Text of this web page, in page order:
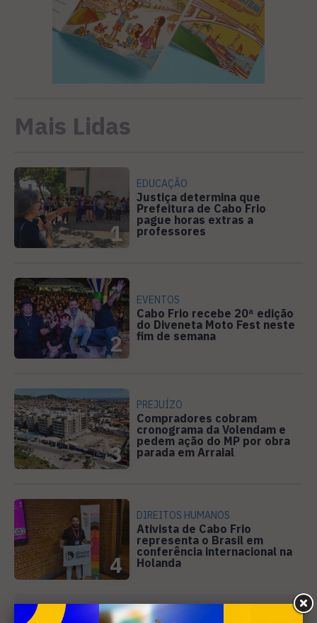
Mais Lidas
1
EDUCAÇÃO
Justiça determina que
Prefeitura de Cabo Frio
pague horas extras a
professores
2
EVENTOS
Cabo Frio recebe 20ª edição
do Diveneta Moto Fest neste
fim de semana
3
PREJUÍZO
Compradores cobram
cronograma da Volendam e
pedem ação do MP por obra
parada em Arraial
4
DIREITOS HUMANOS
Ativista de Cabo Frio
representa o Brasil em
conferência internacional na
Holanda